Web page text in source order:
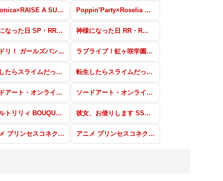
Morfonica×RAISE A SUILEN R・C Poppin’Party×Roselia OFR・SP・パラレル
神様になった日 SP・RRR・SR・PR 神様になった日 RR・R・U・C・CR・CC
バンドリ！ ガールズバンドパーティ！［Morfonica］トライアルデッキ＋ ラブライブ！虹ヶ咲学園スクールアイドル同好会 feat.スクールアイドルフェスティバル ALL STARS SSP・SP・RRR・SR・PR
転生したらスライムだった件 Vol.2 SP・RRR・SR・PR 転生したらスライムだった件 Vol.2 RR・R・U・C・CR・CC
ソードアート・オンライン アリシゼーション Vol.2 SP・OFR・RRR・SR・PR ソードアート・オンライン アリシゼーション Vol.2 RR・R・U・C・CR・CC
アサルトリリィ BOUQUET トライアルデッキ 彼女、お借りします SSP・SP・RRR・SR・PR
アニメ プリンセスコネクト！Re:Dive RR・R・U・C・CR・CC アニメ プリンセスコネクト！Re:Dive トライアルデッキ+